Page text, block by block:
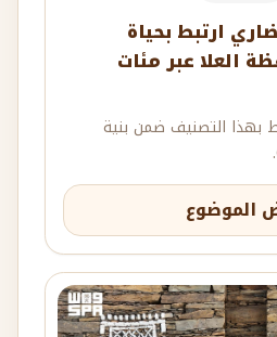
ارتبط بحياة
العلا عبر مئات
التصنيف ضمن بنية
الموضوع